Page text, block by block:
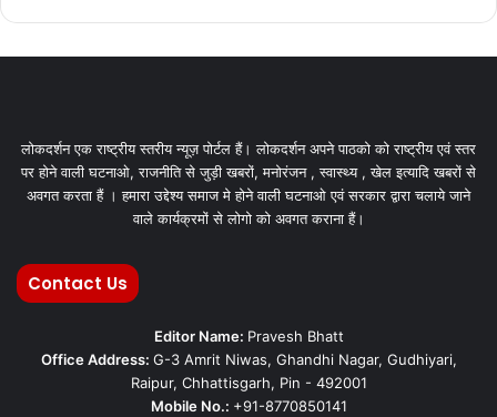
लोकदर्शन एक राष्ट्रीय स्तरीय न्यूज़ पोर्टल हैं। लोकदर्शन अपने पाठको को राष्ट्रीय एवं स्तर
पर होने वाली घटनाओ, राजनीति से जुड़ी खबरों, मनोरंजन , स्वास्थ्य , खेल इत्यादि खबरों से
अवगत करता हैं । हमारा उद्देश्य समाज मे होने वाली घटनाओ एवं सरकार द्वारा चलाये जाने
वाले कार्यक्रमों से लोगो को अवगत कराना हैं।
Contact Us
Editor Name: Pravesh Bhatt
Office Address: G-3 Amrit Niwas, Ghandhi Nagar, Gudhiyari,
Raipur, Chhattisgarh, Pin - 492001
Mobile No.: +91-8770850141